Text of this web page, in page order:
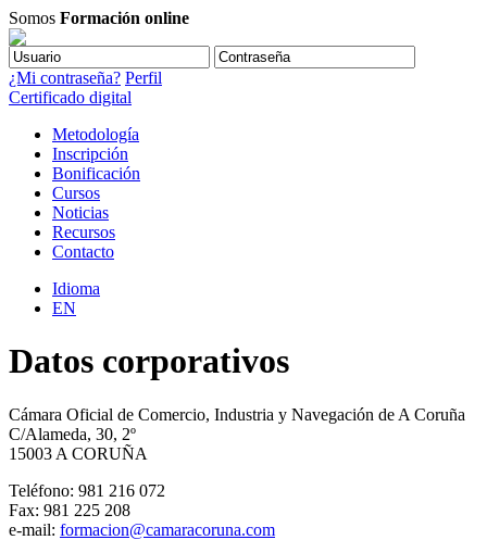
Somos Formación online
¿Mi contraseña? Perfil
Certificado digital
Metodología
Inscripción
Bonificación
Cursos
Noticias
Recursos
Contacto
Idioma
EN
Datos corporativos
Cámara Oficial de Comercio, Industria y Navegación de A Coruña
C/Alameda, 30, 2º
15003 A CORUÑA
Teléfono: 981 216 072
Fax: 981 225 208
e-mail: formacion@camaracoruna.com